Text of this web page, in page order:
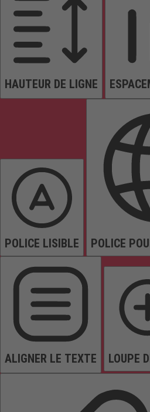
HAUTEUR DE LIGNE
POLICE LISIBLE POLICE
ALIGNER LE TEXTE LOUPE